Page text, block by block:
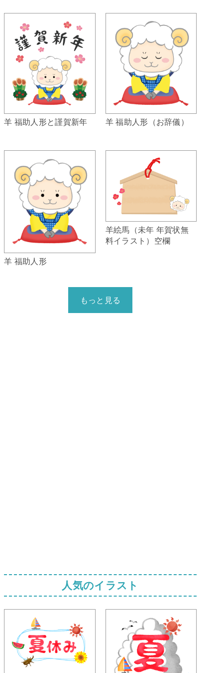
羊 福助人形と謹賀新年 羊 福助人形（お辞儀）
羊 福助人形
羊絵馬（未年 年賀状無
料イラスト）空欄
もっと見る
人気のイラスト